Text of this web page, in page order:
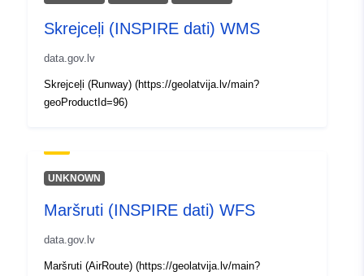
Identifikatori:
uriRef:
Skrejceļi (INSPIRE dati) WMS
data.gov.lv
Skrejceļi (Runway) (https://geolatvija.lv/main?
geoProductId=96)
UNKNOWN
Maršruti (INSPIRE dati) WFS
data.gov.lv
Maršruti (AirRoute) (https://geolatvija.lv/main?